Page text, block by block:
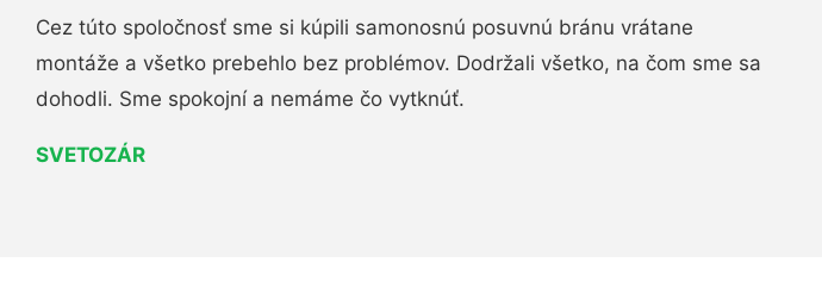
Cez túto spoločnosť sme si kúpili samonosnú posuvnú bránu vrátane
montáže a všetko prebehlo bez problémov. Dodržali všetko, na čom sme sa
dohodli. Sme spokojní a nemáme čo vytknúť.
SVETOZÁR